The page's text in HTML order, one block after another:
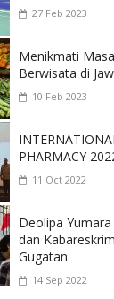
27 Feb 2023
Menikmati
Berwisata di
10 Feb 2023
PHARMACY
11 Oct 2022
Deolipa
dan
Gugatan
14 Sep 2022